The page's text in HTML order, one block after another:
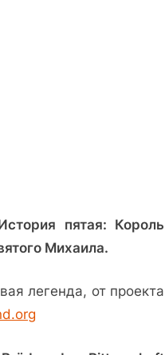
пятая: Король
Михаила.
легенда, от проекта